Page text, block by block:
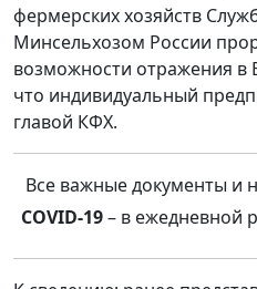
фермерских хозяйств
Минсельхозом России
возможности отражения в
что индивидуальный
главой КФХ.
Все важные документы и
COVID-19– в ежедневной